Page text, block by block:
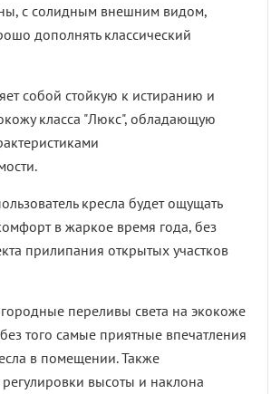
с солидным внешним видом,
дополнять классический
собой стойкую к истиранию и
класса "Люкс", обладающую
кресла будет ощущать
в жаркое время года, без
прилипания открытых участков
переливы света на экокоже
того самые приятные впечатления
в помещении. Также
высоты и наклона